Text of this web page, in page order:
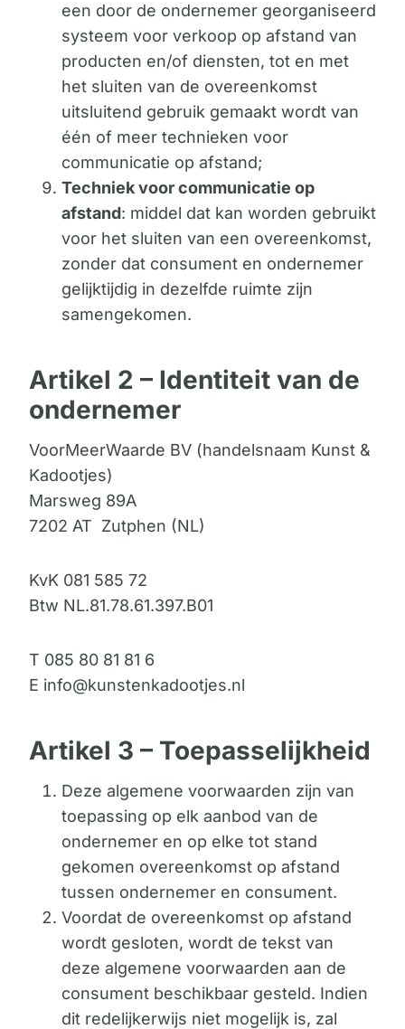
een door de ondernemer georganiseerd
systeem voor verkoop op afstand van
producten en/of diensten, tot en met
het sluiten van de overeenkomst
uitsluitend gebruik gemaakt wordt van
één of meer technieken voor
communicatie op afstand;
Techniek voor communicatie op
afstand: middel dat kan worden gebruikt
voor het sluiten van een overeenkomst,
zonder dat consument en ondernemer
gelijktijdig in dezelfde ruimte zijn
samengekomen.
Artikel 2 – Identiteit van de
ondernemer
VoorMeerWaarde BV (handelsnaam Kunst &
Kadootjes)
Marsweg 89A
7202 AT Zutphen (NL)
KvK 081 585 72
Btw NL.81.78.61.397.B01
T 085 80 81 81 6
E info@kunstenkadootjes.nl
Artikel 3 – Toepasselijkheid
Deze algemene voorwaarden zijn van
toepassing op elk aanbod van de
ondernemer en op elke tot stand
gekomen overeenkomst op afstand
tussen ondernemer en consument.
Voordat de overeenkomst op afstand
wordt gesloten, wordt de tekst van
deze algemene voorwaarden aan de
consument beschikbaar gesteld. Indien
dit redelijkerwijs niet mogelijk is, zal